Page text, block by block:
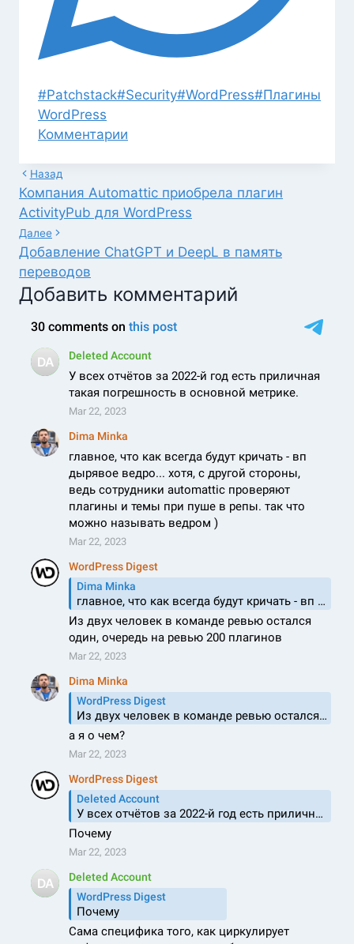
Метки
записи:
#Patchstack#Security#WordPress#Плагины
WordPress
Комментарии
Навигация
по
записям
Назад
Компания Automattic приобрела плагин
ActivityPub для WordPress
Далее
Добавление ChatGPT и DeepL в память
переводов
Добавить комментарий